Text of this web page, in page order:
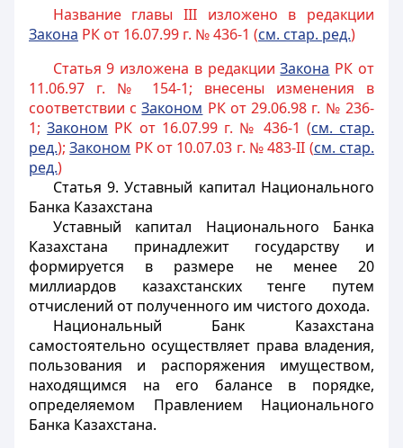
Название главы III изложено в редакции
Закона РК от 16.07.99 г. № 436-1 (см. стар. ред.)
Статья 9 изложена в редакцииЗакона РК от
11.06.97 г. № 154-1; внесены изменения в
соответствии сЗаконом РК от 29.06.98 г. № 236-
1;Законом РК от 16.07.99 г. № 436-1 (см. стар.
ред.);Законом РК от 10.07.03 г. № 483-II (см. стар.
ред.)
Статья 9. Уставный капитал Национального
Банка Казахстана
Уставный капитал Национального Банка
Казахстана принадлежит государству и
формируется в размере не менее 20
миллиардов казахстанских тенге путем
отчислений от полученного им чистого дохода.
Национальный Банк Казахстана
самостоятельно осуществляет права владения,
пользования и распоряжения имуществом,
находящимся на его балансе в порядке,
определяемом Правлением Национального
Банка Казахстана.